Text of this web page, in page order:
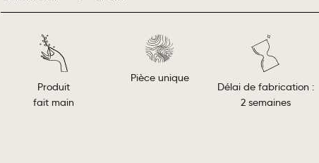
Produit
fait main
Pièce unique
Délai de fabrication :
2 semaines